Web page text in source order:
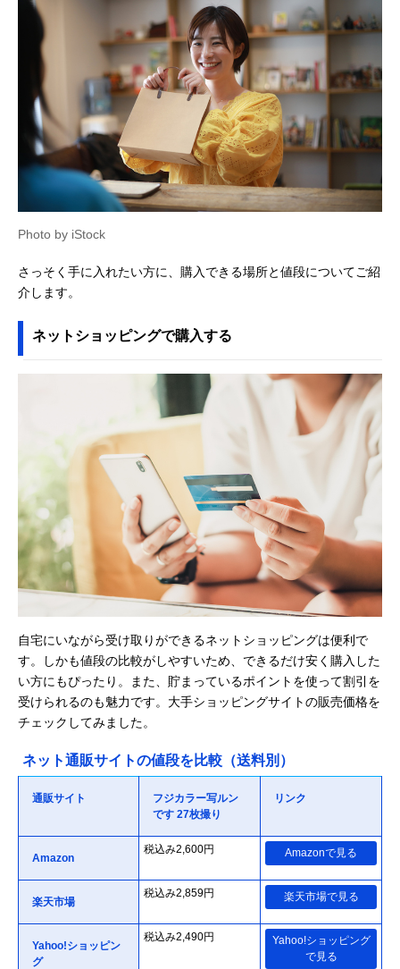
Photo by iStock
さっそく手に入れたい方に、購入できる場所と値段についてご紹
介します。
ネットショッピングで購入する
自宅にいながら受け取りができるネットショッピングは便利で
す。しかも値段の比較がしやすいため、できるだけ安く購入した
い方にもぴったり。また、貯まっているポイントを使って割引を
受けられるのも魅力です。大手ショッピングサイトの販売価格を
チェックしてみました。
ネット通販サイトの値段を比較（送料別）
通販サイト
フジカラー写ルン
です 27枚撮り
リンク
Amazon
税込み2,600円 Amazonで見る
楽天市場
税込み2,859円 楽天市場で見る
Yahoo!ショッピン
グ
税込み2,490円
Yahoo!ショッピング
で見る